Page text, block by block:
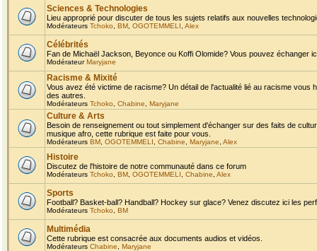
Sciences & Technologies
Lieu approprié pour discuter de tous les sujets relatifs aux nouvelles
Modérateurs Tchoko BM OGOTEMMELI Alex
Célébrités
Fan de Michaël Jackson, Beyonce ou Koffi Olomide? Vous pouvez échanger
ModérateurMaryjane
Racisme & Mixité
Vous avez été victime de racisme? Un détail de l'actualité lié au racisme
des autres.
Modérateurs Tchoko Chabine Maryjane
Culture & Arts
Besoin de renseignement ou tout simplement d'échanger sur des faits de
musique afro, cette rubrique est faite pour vous.
Modérateurs BM OGOTEMMELI Chabine Maryjane Alex
Histoire
Discutez de l'histoire de notre communauté dans ce forum
Modérateurs Tchoko BM OGOTEMMELI Chabine Alex
Sports
Football? Basket-ball? Handball? Hockey sur glace? Venez discutez ici les
Modérateurs Tchoko BM
Multimédia
Cette rubrique est consacrée aux documents audios et vidéos.
Modérateurs Chabine Maryjane